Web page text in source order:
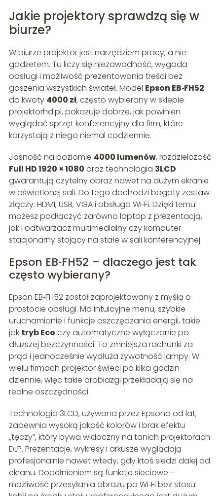
Jakie projektory sprawdzą się w
biurze?
W biurze projektor jest narzędziem pracy, a nie
gadżetem. Tu liczy się niezawodność, wygoda
obsługi i możliwość prezentowania treści bez
gaszenia wszystkich świateł. Model Epson EB‑FH52
do kwoty 4000 zł, często wybierany w sklepie
projektorhd.pl, pokazuje dobrze, jak powinien
wyglądać sprzęt konferencyjny dla firm, które
korzystają z niego niemal codziennie.
Jasność na poziomie 4000 lumenów, rozdzielczość
Full HD 1920 × 1080 oraz technologia 3LCD
gwarantują czytelny obraz nawet na dużym ekranie
w oświetlonej sali. Do tego dochodzi bogaty zestaw
złączy: HDMI, USB, VGA i obsługa Wi‑Fi. Dzięki temu
możesz podłączyć zarówno laptop z prezentacją,
jak i odtwarzacz multimedialny czy komputer
stacjonarny stojący na stałe w sali konferencyjnej.
Epson EB‑FH52 – dlaczego jest tak
często wybierany?
Epson EB‑FH52 został zaprojektowany z myślą o
prostocie obsługi. Ma intuicyjne menu, szybkie
uruchamianie i funkcje oszczędzania energii, takie
jak tryb Eco czy automatyczne wyłączanie po
dłuższej bezczynności. To zmniejsza rachunki za
prąd i jednocześnie wydłuża żywotność lampy. W
wielu firmach projektor świeci po kilka godzin
dziennie, więc takie drobiazgi przekładają się na
realne oszczędności.
Technologia 3LCD, używana przez Epsona od lat,
zapewnia wysoką jakość kolorów i brak efektu
„tęczy”, który bywa widoczny na tanich projektorach
DLP. Prezentacje, wykresy i arkusze wyglądają
profesjonalnie nawet wtedy, gdy ktoś siedzi dalej od
ekranu. Dopełnieniem są funkcje sieciowe –
możliwość przesyłania obrazu po Wi‑Fi bez stosu